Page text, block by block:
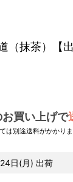
（抹茶）【
お買い上げで
は別途送料がかかりま
日(月) 出荷